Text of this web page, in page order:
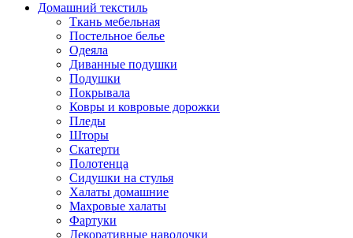
Домашний текстиль
Ткань мебельная
Постельное белье
Одеяла
Диванные подушки
Подушки
Покрывала
Ковры и ковровые дорожки
Пледы
Шторы
Скатерти
Полотенца
Сидушки на стулья
Халаты домашние
Махровые халаты
Фартуки
Декоративные наволочки